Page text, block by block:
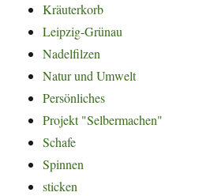
Kräuterkorb
Leipzig-Grünau
Nadelfilzen
Natur und Umwelt
Persönliches
Projekt "Selbermachen"
Schafe
Spinnen
sticken